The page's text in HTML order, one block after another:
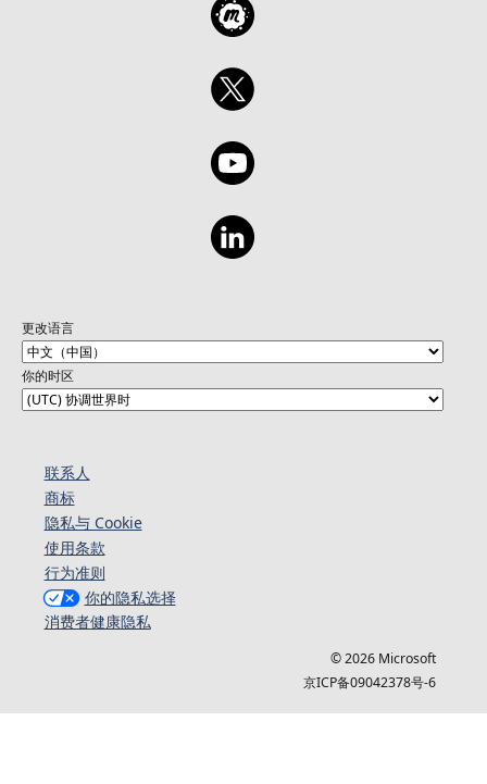
更改语言
你的时区
联系人
商标
隐私与 Cookie
使用条款
行为准则
你的隐私选择
消费者健康隐私
© 2026 Microsoft
京ICP备09042378号-6